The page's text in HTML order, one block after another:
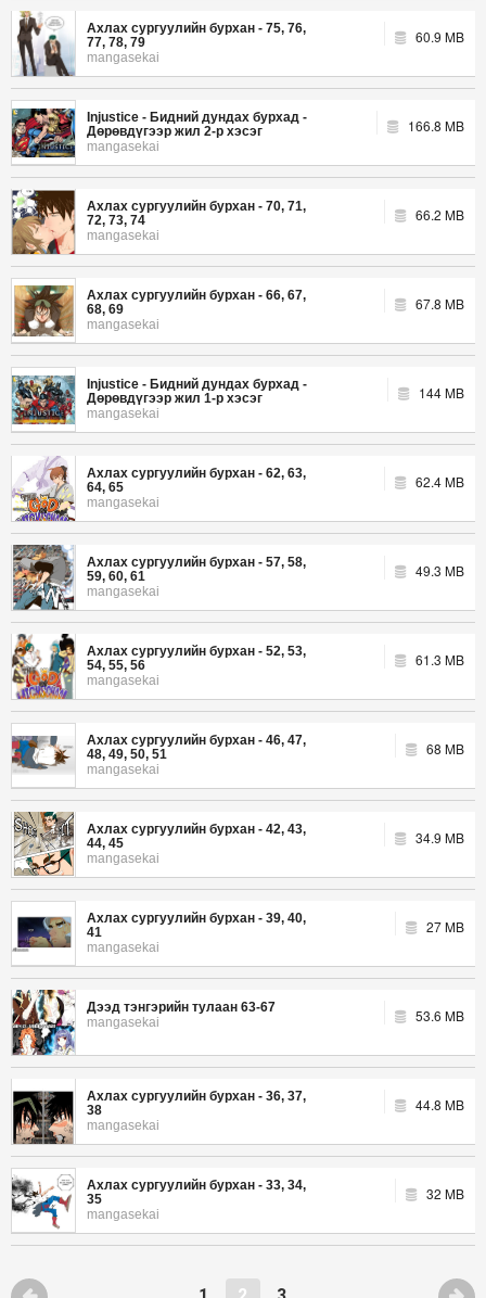
Ахлах сургуулийн бурхан - 75, 76,
77, 78, 79
mangasekai
60.9 MB
Injustice - Бидний дундах бурхад -
Дөрөвдүгээр жил 2-р хэсэг
mangasekai
166.8 MB
Ахлах сургуулийн бурхан - 70, 71,
72, 73, 74
mangasekai
66.2 MB
Ахлах сургуулийн бурхан - 66, 67,
68, 69
mangasekai
67.8 MB
Injustice - Бидний дундах бурхад -
Дөрөвдүгээр жил 1-р хэсэг
mangasekai
144 MB
Ахлах сургуулийн бурхан - 62, 63,
64, 65
mangasekai
62.4 MB
Ахлах сургуулийн бурхан - 57, 58,
59, 60, 61
mangasekai
49.3 MB
Ахлах сургуулийн бурхан - 52, 53,
54, 55, 56
mangasekai
61.3 MB
Ахлах сургуулийн бурхан - 46, 47,
48, 49, 50, 51
mangasekai
68 MB
Ахлах сургуулийн бурхан - 42, 43,
44, 45
mangasekai
34.9 MB
Ахлах сургуулийн бурхан - 39, 40,
41
mangasekai
27 MB
Дээд тэнгэрийн тулаан 63-67
mangasekai
53.6 MB
Ахлах сургуулийн бурхан - 36, 37,
38
mangasekai
44.8 MB
Ахлах сургуулийн бурхан - 33, 34,
35
mangasekai
32 MB